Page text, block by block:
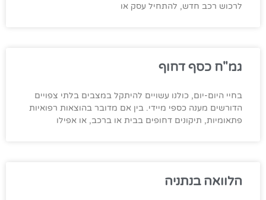
לרכוש רכב חדש, להתחיל עסק או
גמ"ח כסף דחוף
בחיי היום-יום, כולנו עשויים להיתקל במצבים בלתי צפויים
הדורשים מענה כספי מיידי. בין אם מדובר בהוצאות רפואיות
פתאומיות, תיקונים דחופים בבית או ברכב, או אפילו
הלוואה בנתניה